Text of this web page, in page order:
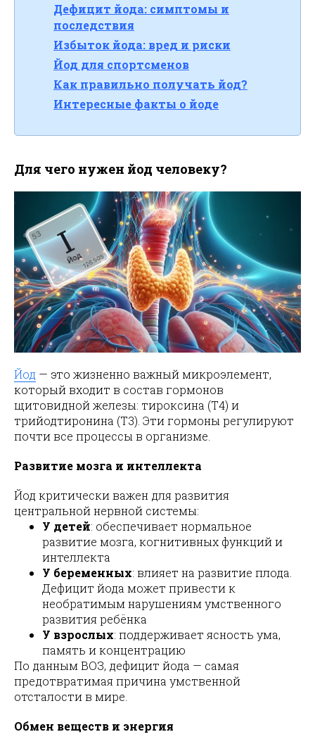
Дефицит йода: симптомы и
последствия
Избыток йода: вред и риски
Йод для спортсменов
Как правильно получать йод?
Интересные факты о йоде
Для чего нужен йод человеку?
Йод — это жизненно важный микроэлемент,
который входит в состав гормонов
щитовидной железы: тироксина (T4) и
трийодтиронина (T3). Эти гормоны регулируют
почти все процессы в организме.
Развитие мозга и интеллекта
Йод критически важен для развития
центральной нервной системы:
У детей: обеспечивает нормальное
развитие мозга, когнитивных функций и
интеллекта
У беременных: влияет на развитие плода.
Дефицит йода может привести к
необратимым нарушениям умственного
развития ребёнка
У взрослых: поддерживает ясность ума,
память и концентрацию
По данным ВОЗ, дефицит йода — самая
предотвратимая причина умственной
отсталости в мире.
Обмен веществ и энергия